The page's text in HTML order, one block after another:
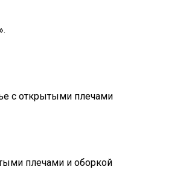
с открытыми плечами
плечами и оборкой